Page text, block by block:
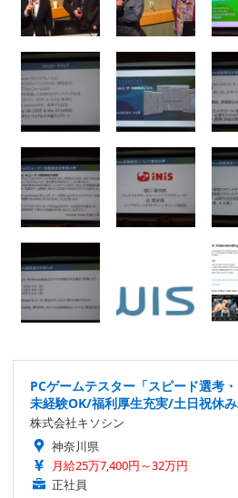
PCゲームテスター「スピード選考
未経験OK/福利厚生充実/土日祝休
株式会社キソシン
神奈川県
月給25万7,400円～32万円
正社員